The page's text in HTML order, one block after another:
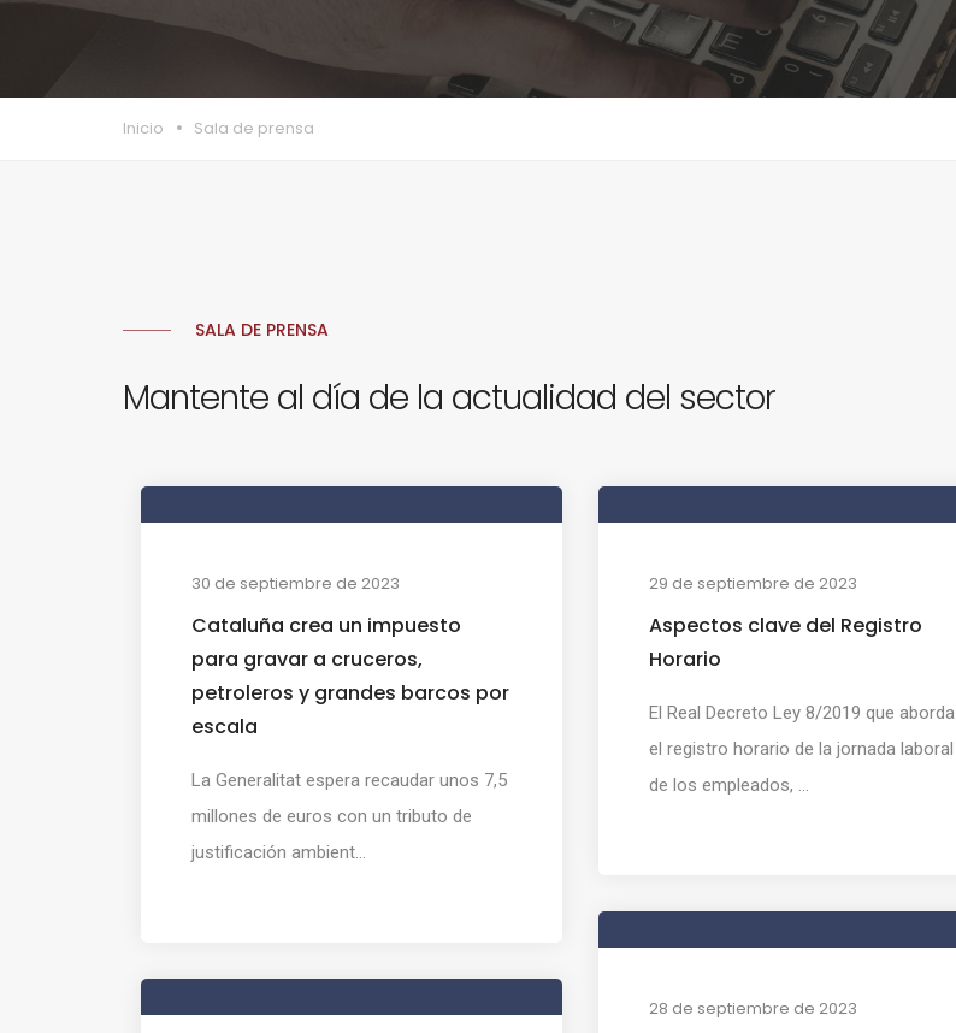
Inicio Sala de prensa
SALA DE PRENSA
Mantente al día de la actualidad del sector
30 de septiembre de 2023
Cataluña crea un impuesto
para gravar a cruceros,
petroleros y grandes barcos por
escala
La Generalitat espera recaudar unos 7,5
millones de euros con un tributo de
justificación ambient...
29 de septiembre de 2023
Aspectos clave del Registro
Horario
El Real Decreto Ley 8/2019 que aborda
el registro horario de la jornada laboral
de los empleados, ...
28 de septiembre de 2023